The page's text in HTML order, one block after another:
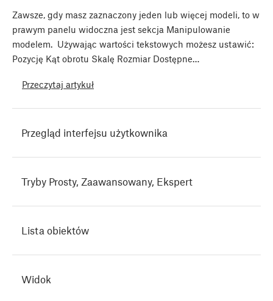
Zawsze, gdy masz zaznaczony jeden lub więcej modeli, to w
prawym panelu widoczna jest sekcja Manipulowanie
modelem. Używając wartości tekstowych możesz ustawić:
Pozycję Kąt obrotu Skalę Rozmiar Dostępne…
Przeczytaj artykuł
Przegląd interfejsu użytkownika
Tryby Prosty, Zaawansowany, Ekspert
Lista obiektów
Widok